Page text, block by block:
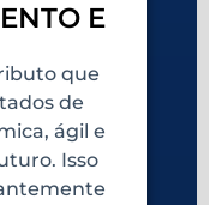
E
que
de
ágil e
Isso